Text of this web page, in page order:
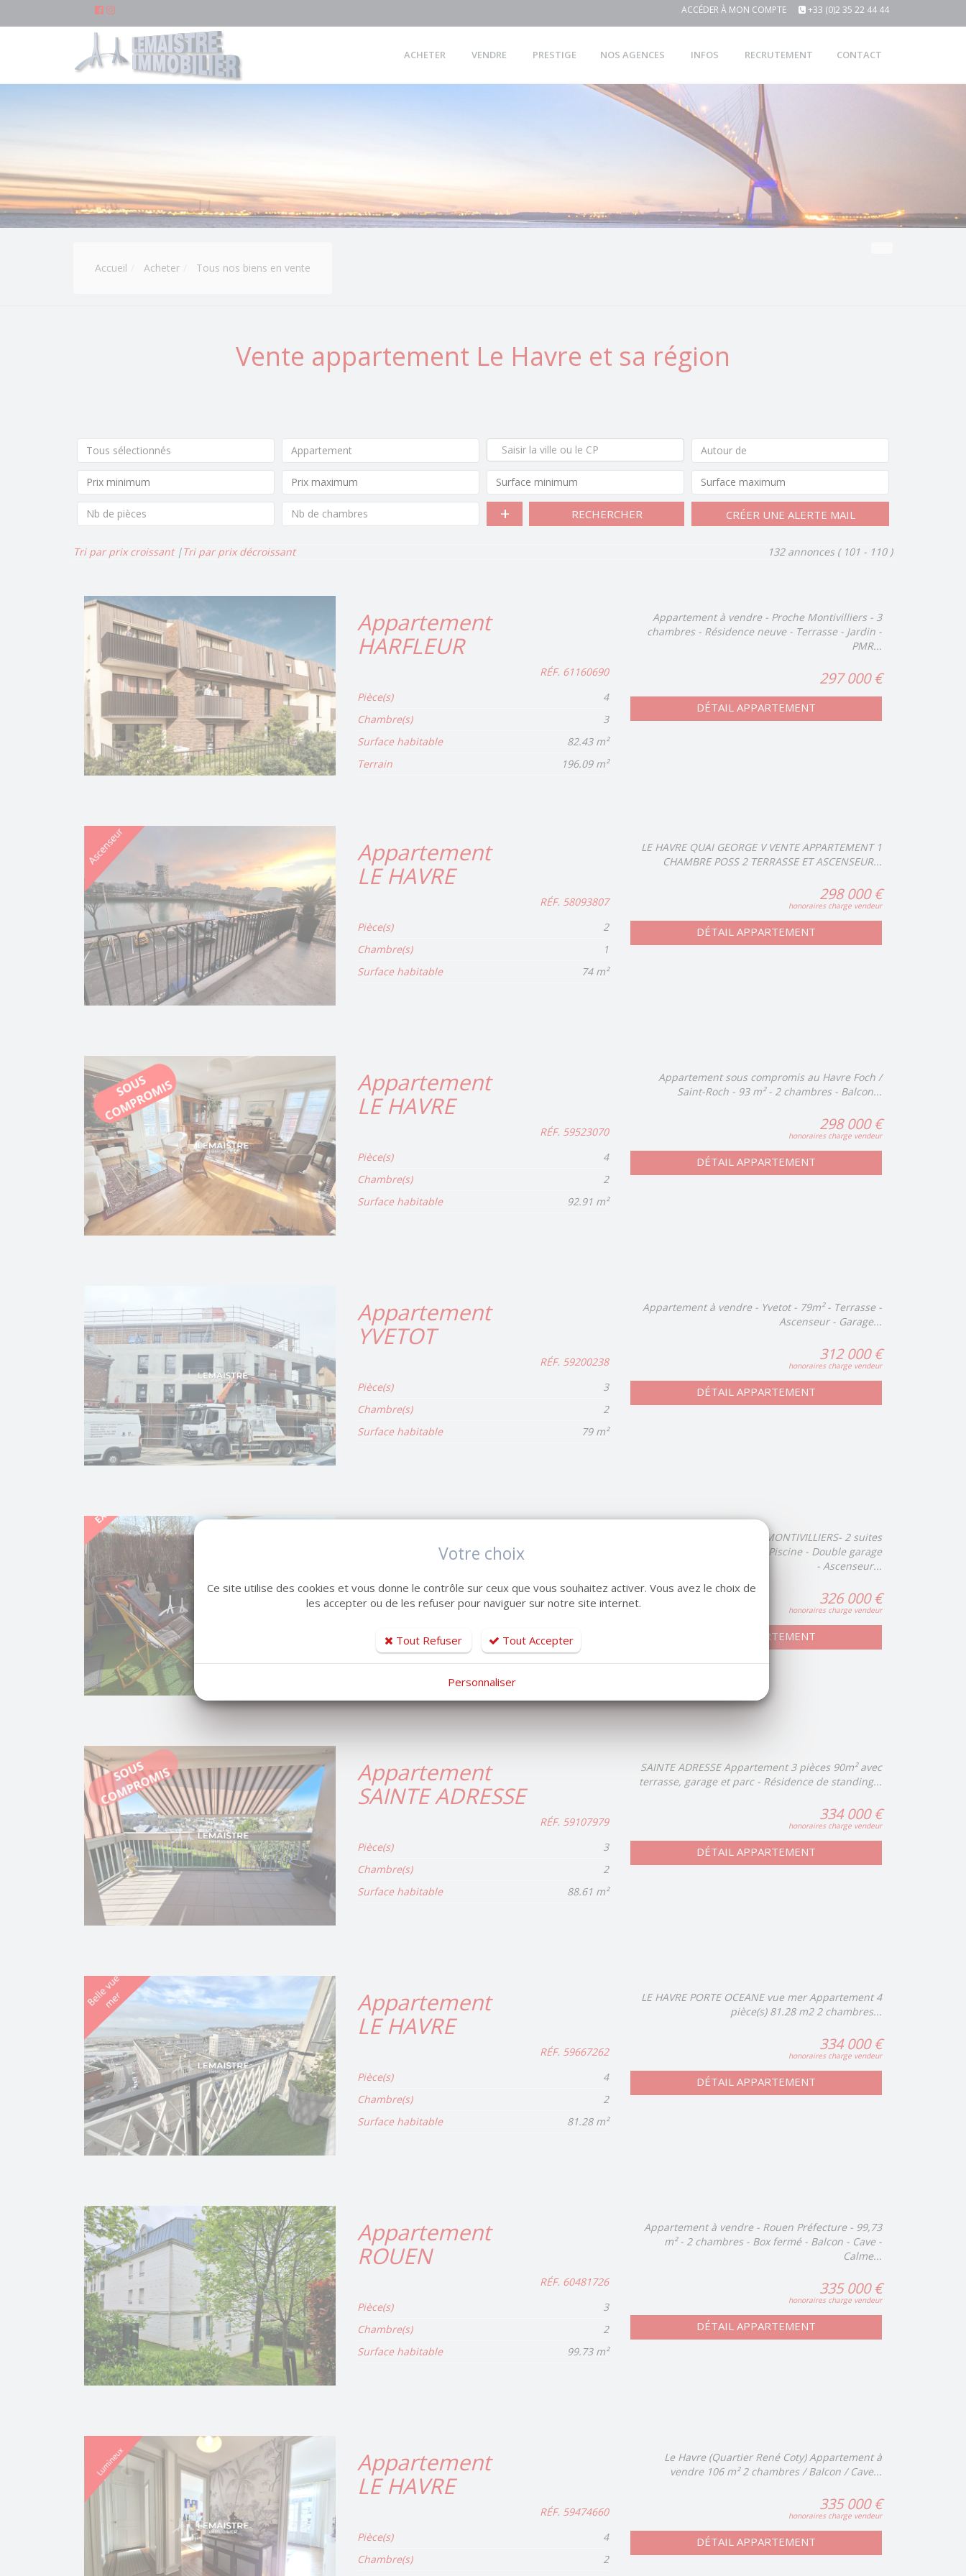
ACCÉDER À MON COMPTE +33 (0)2 35 22 44 44
ACHETER VENDRE PRESTIGE NOS AGENCES INFOS RECRUTEMENT CONTACT
Accueil Acheter Tous nos biens en vente
Vente appartement Le Havre et sa région
Tous sélectionnés Appartement Autour de
Nb de pièces Nb de chambres RECHERCHER CRÉER UNE ALERTE MAIL
Tri par prix croissant|Tri par prix décroissant 132 annonces ( 101 - 110 )
Appartement
HARFLEUR
RÉF. 61160690
Pièce(s)
4
Chambre(s)
3
Surface habitable
82.43 m²
Terrain
196.09 m²
Appartement à vendre - Proche Montivilliers - 3
chambres - Résidence neuve - Terrasse - Jardin -
PMR...
297 000 €
DÉTAIL APPARTEMENT
Appartement
LE HAVRE
RÉF. 58093807
Pièce(s)
2
Chambre(s)
1
Surface habitable
74 m²
LE HAVRE QUAI GEORGE V VENTE APPARTEMENT 1
CHAMBRE POSS 2 TERRASSE ET ASCENSEUR...
298 000 €
honoraires charge vendeur
DÉTAIL APPARTEMENT
Appartement
LE HAVRE
RÉF. 59523070
Pièce(s)
4
Chambre(s)
2
Surface habitable
92.91 m²
Appartement sous compromis au Havre Foch /
Saint-Roch - 93 m² - 2 chambres - Balcon...
298 000 €
honoraires charge vendeur
DÉTAIL APPARTEMENT
Appartement
YVETOT
RÉF. 59200238
Pièce(s)
3
Chambre(s)
2
Surface habitable
79 m²
Appartement à vendre - Yvetot - 79m² - Terrasse -
Ascenseur - Garage...
312 000 €
honoraires charge vendeur
DÉTAIL APPARTEMENT
Appartement
MONTIVILLIERS
RÉF. 60300247
Chambre(s)
Surface habitable
85 m²
Duplex à vendre - MONTIVILLIERS- 2 suites
parentales - Terrasse Sud - Piscine - Double garage
- Ascenseur...
326 000 €
honoraires charge vendeur
DÉTAIL APPARTEMENT
Appartement
SAINTE ADRESSE
RÉF. 59107979
Pièce(s)
3
Chambre(s)
2
Surface habitable
88.61 m²
SAINTE ADRESSE Appartement 3 pièces 90m² avec
terrasse, garage et parc - Résidence de standing...
334 000 €
honoraires charge vendeur
DÉTAIL APPARTEMENT
Appartement
LE HAVRE
RÉF. 59667262
Pièce(s)
4
Chambre(s)
2
Surface habitable
81.28 m²
LE HAVRE PORTE OCEANE vue mer Appartement 4
pièce(s) 81.28 m2 2 chambres...
334 000 €
honoraires charge vendeur
DÉTAIL APPARTEMENT
Appartement
ROUEN
RÉF. 60481726
Pièce(s)
3
Chambre(s)
2
Surface habitable
99.73 m²
Appartement à vendre - Rouen Préfecture - 99,73
m² - 2 chambres - Box fermé - Balcon - Cave -
Calme...
335 000 €
honoraires charge vendeur
DÉTAIL APPARTEMENT
Appartement
LE HAVRE
RÉF. 59474660
Pièce(s)
4
Chambre(s)
2
Le Havre (Quartier René Coty) Appartement à
vendre 106 m² 2 chambres / Balcon / Cave...
335 000 €
honoraires charge vendeur
DÉTAIL APPARTEMENT
Votre choix
Ce site utilise des cookies et vous donne le contrôle sur ceux que vous souhaitez activer. Vous avez le choix de
les accepter ou de les refuser pour naviguer sur notre site internet.
Tout Refuser Tout Accepter
Personnaliser